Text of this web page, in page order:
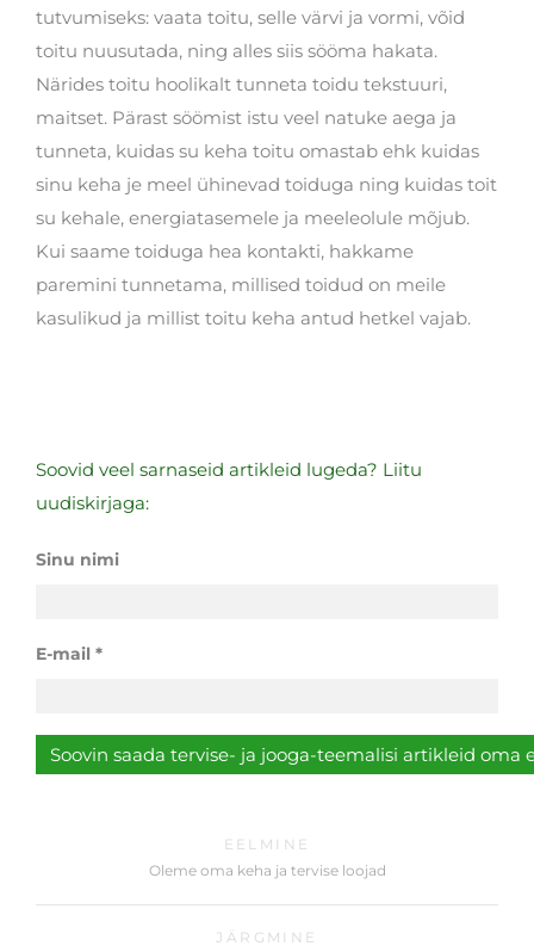
tutvumiseks: vaata toitu, selle värvi ja vormi, võid
toitu nuusutada, ning alles siis sööma hakata.
Närides toitu hoolikalt tunneta toidu tekstuuri,
maitset. Pärast söömist istu veel natuke aega ja
tunneta, kuidas su keha toitu omastab ehk kuidas
sinu keha je meel ühinevad toiduga ning kuidas toit
su kehale, energiatasemele ja meeleolule mõjub.
Kui saame toiduga hea kontakti, hakkame
paremini tunnetama, millised toidud on meile
kasulikud ja millist toitu keha antud hetkel vajab.
Soovid veel sarnaseid artikleid lugeda? Liitu
uudiskirjaga:
Sinu nimi
E-mail
EELMINE
Oleme oma keha ja tervise loojad
JÄRGMINE